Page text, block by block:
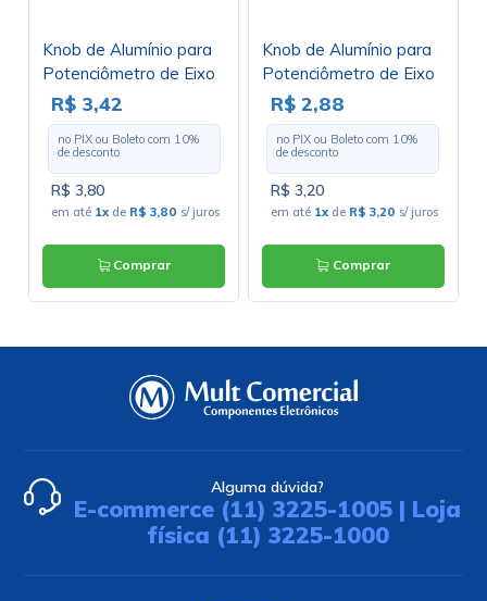
Knob de Alumínio para
Potenciômetro de Eixo
Estriado - A13x17 -
Preto
R$ 3,42
no PIX ou Boleto com 10%
de desconto
R$ 3,80
em até 1x de R$ 3,80 s/ juros
Comprar
Knob de Alumínio para
Potenciômetro de Eixo
Estriado - A15x17 -
Preto
R$ 2,88
no PIX ou Boleto com 10%
de desconto
R$ 3,20
em até 1x de R$ 3,20 s/ juros
Comprar
Alguma dúvida?
E-commerce (11) 3225-1005 | Loja
física (11) 3225-1000